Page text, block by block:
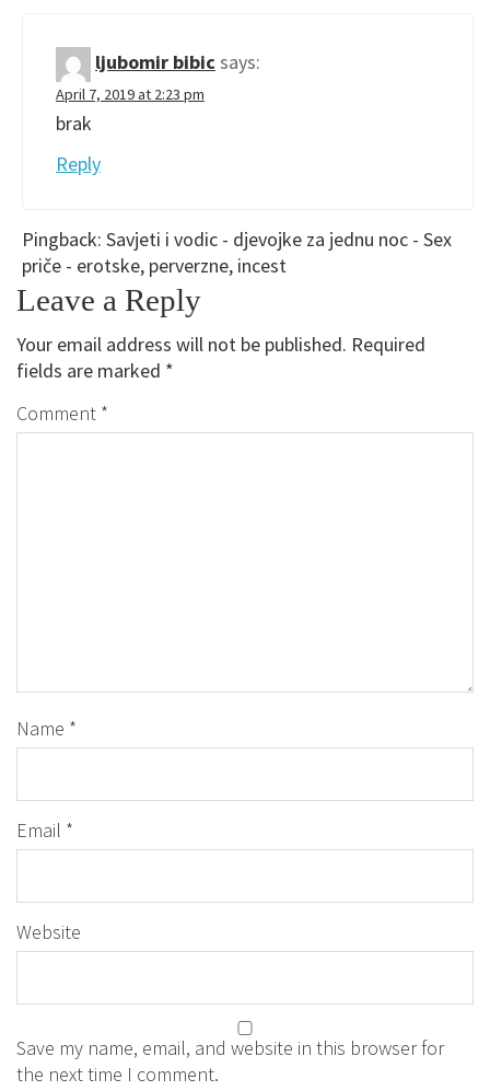
ljubomir bibicsays:
April 7, 2019 at 2:23 pm
brak
Reply
Pingback: Savjeti i vodic - djevojke za jednu noc - Sex
priče - erotske, perverzne, incest
Leave a Reply
Your email address will not be published. Required
fields are marked *
Comment *
Name *
Email *
Website
Save my name, email, and website in this browser for
the next time I comment.